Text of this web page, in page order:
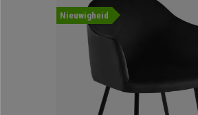
Nieuwigheid